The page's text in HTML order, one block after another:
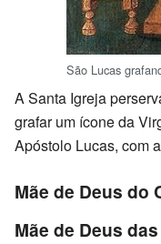
São Lucas
A Santa Igreja
grafar um ícone da
Apóstolo Lucas, com
Mãe de Deus do
Mãe de Deus